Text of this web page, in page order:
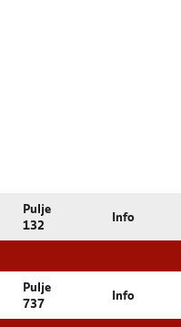
Pulje
132
Info
Pulje
737
Info